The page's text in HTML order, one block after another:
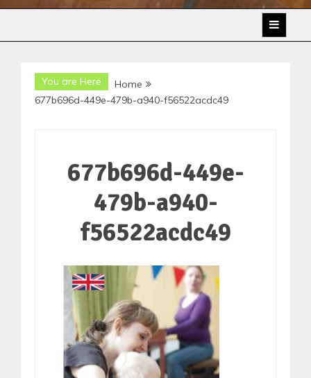
You are Here
Home
677b696d-449e-479b-a940-f56522acdc49
677b696d-449e-
479b-a940-
f56522acdc49